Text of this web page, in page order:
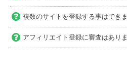
複数のサイトを登録する事はできま
アフィリエイト登録に審査はありま